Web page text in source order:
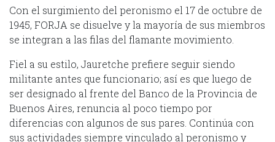
Con el surgimiento del peronismo el 17 de octubre de
1945, FORJA se disuelve y la mayoría de sus miembros
se integran a las filas del flamante movimiento.
Fiel a su estilo, Jauretche prefiere seguir siendo
militante antes que funcionario; así es que luego de
ser designado al frente del Banco de la Provincia de
Buenos Aires, renuncia al poco tiempo por
diferencias con algunos de sus pares. Continúa con
sus actividades siempre vinculado al peronismo y